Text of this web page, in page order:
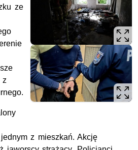
ze
z
z mieszkań. Akcję